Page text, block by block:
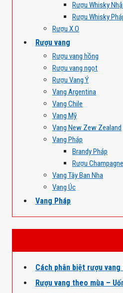
Rượu Whisky
Rượu Whisky
Rượu X.O
Rượu vang
Rượu vang hồng
Rượu vang ngọt
Rượu Vang Ý
Vang Argentina
Vang Chile
Vang Mỹ
Vang New Zew Zealand
Vang Pháp
Brandy Pháp
Rượu
Vang Tây Ban Nha
Vang Úc
Vang Pháp
Cách phân biệt rượu
Rượu vang theo mùa –